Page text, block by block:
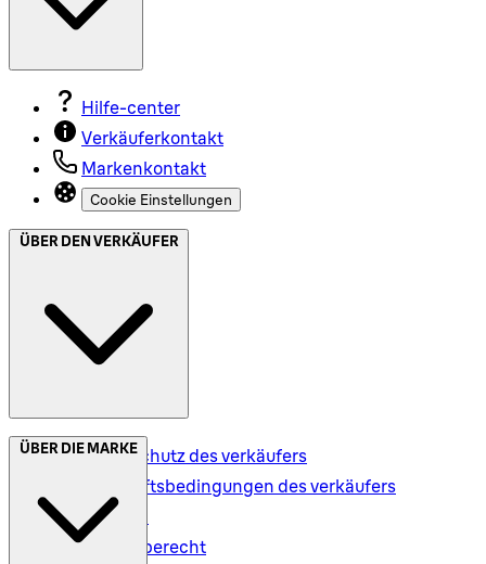
Hilfe-center
Verkäuferkontakt
Markenkontakt
Cookie Einstellungen
ÜBER DEN VERKÄUFER
Datenschutz des verkäufers
Geschäftsbedingungen des verkäufers
Versand
Rückgaberecht
ÜBER DIE MARKE